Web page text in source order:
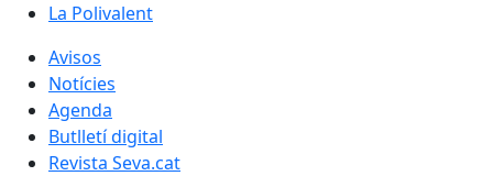
La Polivalent
Avisos
Notícies
Agenda
Butlletí digital
Revista Seva.cat